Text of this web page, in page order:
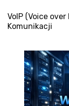
VoIP (Voice
Komunikacji